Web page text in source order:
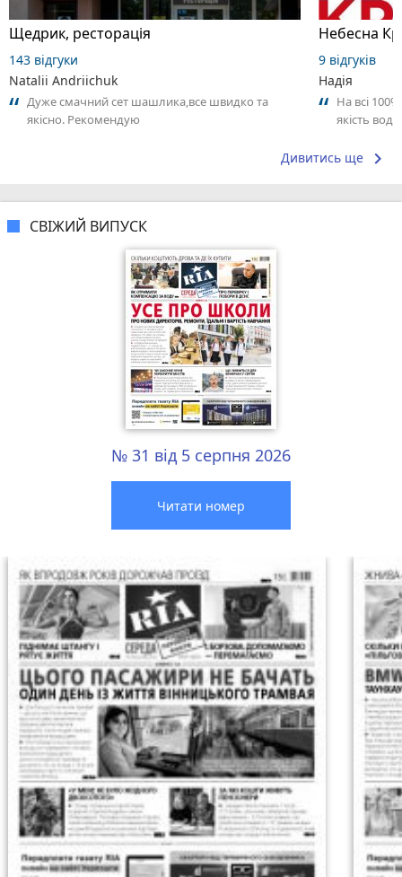
Щедрик, ресторація
143 відгуки
Natalii Andriichuk
Дуже смачний сет шашлика,все швидко та
якісно. Рекомендую
Небесна
9 відгуків
Надія
На всі
якість
Дивитись ще keyboard_arrow_right
СВІЖИЙ ВИПУСК
№ 31 від 5 серпня 2026
Читати номер